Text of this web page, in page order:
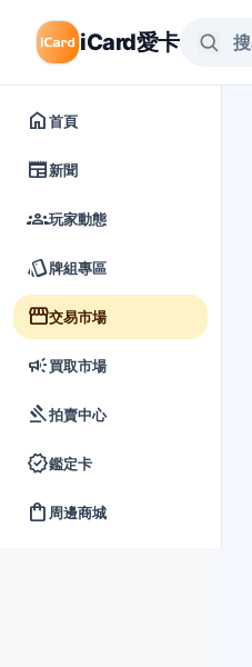
iCard愛卡
home首頁
newspaper新聞
groups玩家動態
style牌組專區
storefront交易市場
campaign買取市場
gavel拍賣中心
verified鑑定卡
shopping_bag 周邊商城